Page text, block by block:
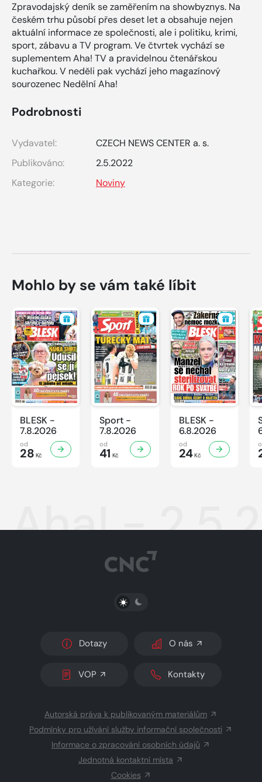
Zpravodajský deník se zaměřením na showbyznys. Na
českém trhu působí přes deset let a obsahuje nejen
aktuální informace ze společnosti, ale i politiku, krimi,
sport, zábavu a TV program. Ve čtvrtek vychází se
suplementem Aha! TV a pravidelnou čtenářskou
kuchařkou. V neděli pak vychází jeho magazínový
sourozenec Nedělní Aha!
Podrobnosti
Vydavatel:
CZECH NEWS CENTER a. s.
Publikováno:
2.5.2022
Kategorie:
Noviny
Mohlo by se vám také líbit
BLESK -
7.8.2026
od
28 Kč
Sport -
7.8.2026
od
41 Kč
BLESK -
6.8.2026
od
24Kč
Aha! -
PŘEPNOUT SVĚTLÝ/TMAVÝ REŽIM
Dotazy O nás
VOP Kontakty
Autorská práva k publikovaným materiálům
Podmínky pro užívání služby informační společnosti
Informace o zpracování osobních údajů
Jednotná kontaktní místa
Cookies